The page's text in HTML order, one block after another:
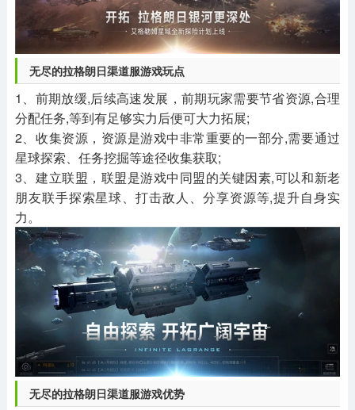
无尽的拉格朗日渠道服游戏玩点
1、前期放缓,后续高速发展，前期玩家需要节省资源,合理
分配任务,等到有足够实力后便可大力拓展;
2、收集资源，资源是游戏中非常重要的一部分,需要通过
星球探索、任务挖掘等途径收集获取;
3、建立联盟，联盟是游戏中同盟的关键因素,可以和新老
朋友联手探索星球、打击敌人、分享资源等,提升自身实
力。
无尽的拉格朗日渠道服游戏优势